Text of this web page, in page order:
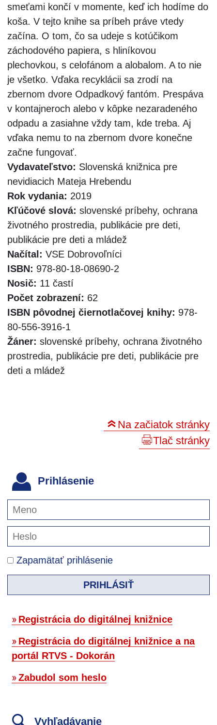
smeťami končí v momente, keď ich hodíme do
koša. V tejto knihe sa príbeh práve vtedy
začína. O tom, čo sa udeje s kotúčikom
záchodového papiera, s hliníkovou
plechovkou, s celofánom a alobalom. A to nie
je všetko. Vďaka recyklácii sa zrodí na
zbernom dvore Odpadkový fantóm. Prespáva
v kontajneroch alebo v kôpke nezaradeného
odpadu a zasiahne vždy tam, kde treba. Aj
vďaka nemu to na zbernom dvore konečne
začne fungovať.
Vydavateľstvo: Slovenská knižnica pre
nevidiacich Mateja Hrebendu
Rok vydania: 2019
Kľúčové slová: slovenské príbehy, ochrana
životného prostredia, publikácie pre deti,
publikácie pre deti a mládež
Načítal: VSE Dobrovoľníci
ISBN: 978-80-18-08690-2
Nosič: 11 častí
Počet zobrazení: 62
ISBN pôvodnej čiernotlačovej knihy: 978-
80-556-3916-1
Žáner: slovenské príbehy, ochrana životného
prostredia, publikácie pre deti, publikácie pre
deti a mládež
Na začiatok stránky
Tlač stránky
Prihlásenie
Zapamätať prihlásenie
PRIHLÁSIŤ
Registrácia do digitálnej knižnice
Registrácia do digitálnej knižnice a na
portál RTVS - Dokorán
Zabudol som heslo
Vyhľadávanie